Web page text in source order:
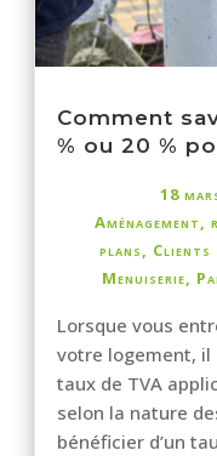
Comment
% ou 20 %
18
plans, Clients
Menuiserie,
Lorsque vous
votre logement, il
taux de TVA
selon la nature
bénéficier d’un